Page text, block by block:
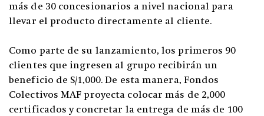
más de 30 concesionarios a nivel nacional para
llevar el producto directamente al cliente.
Como parte de su lanzamiento, los primeros 90
clientes que ingresen al grupo recibirán un
beneficio de S/1,000. De esta manera, Fondos
Colectivos MAF proyecta colocar más de 2,000
certificados y concretar la entrega de más de 100